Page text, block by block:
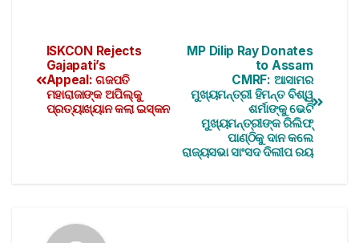
MP Dilip Ray Donates
to Assam
CMRF: ଆସାମର
ମୁଖ୍ୟମନ୍ତ୍ରୀ ହିମନ୍ତ ବିଶ୍ୱ
ଶର୍ମାଙ୍କୁ ଭେଟି
ମୁଖ୍ୟମନ୍ତ୍ରୀଙ୍କ ରିଲିଫ୍
ପାଣ୍ଠିକୁ ଦାନ କଲେ
ରାଜ୍ୟସଭା ସାଂସଦ ଦିଲୀପ ରୟ
ISKCON Rejects
Gajapati’s
Appeal: ଗଜପତି
ମହାରାଜାଙ୍କ ଅପିଲ୍‌କୁ
ପ୍ରତ୍ୟାଖ୍ୟାନ କଲା ଇସ୍କନ